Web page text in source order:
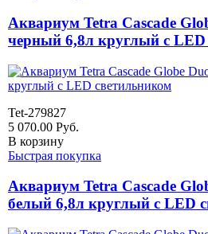
Аквариум Tetra Cascade
черный 6,8л круглый с LED
Tet-279827
5 070.00 Руб.
В корзину
Быстрая покупка
Аквариум Tetra Cascade
белый 6,8л круглый с LED